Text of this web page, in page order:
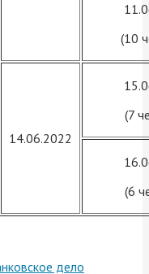
(10
14.06.2022
(7
(6
дело